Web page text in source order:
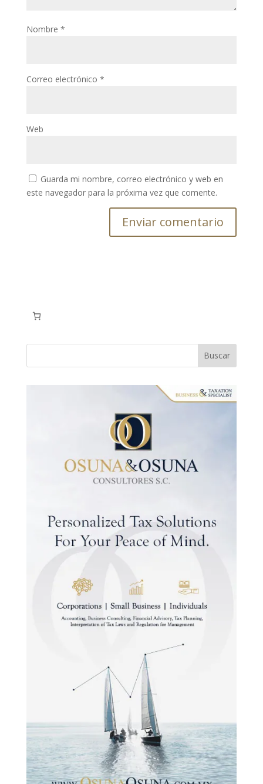
Nombre *
Correo electrónico *
Web
Guarda mi nombre, correo electrónico y web en
este navegador para la próxima vez que comente.